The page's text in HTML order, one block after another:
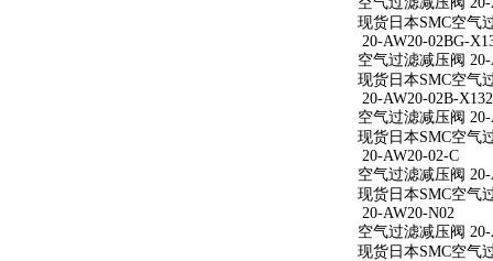
现货日本SMC空气
20-AW20-02BG-
空气过滤减压阀
现货日本SMC空气
20-AW20-02B-X132
空气过滤减压阀
现货日本SMC空气
20-AW20-02-C
空气过滤减压阀 20-
现货日本SMC空气
20-AW20-N02
空气过滤减压阀
现货日本SMC空气